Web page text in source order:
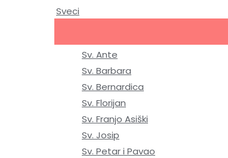
Sveci
Sv. Ante
Sv. Barbara
Sv. Bernardica
Sv. Florijan
Sv. Franjo Asiški
Sv. Josip
Sv. Petar i Pavao